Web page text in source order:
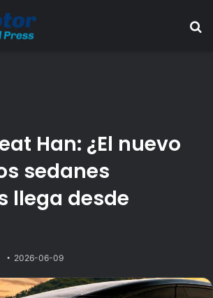
Han: ¿El nuevo
sedanes
llega desde
Send2026-06-09